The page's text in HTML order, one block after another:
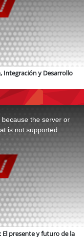
Integración y Desarrollo
the server or
is not supported.
presente y futuro de la